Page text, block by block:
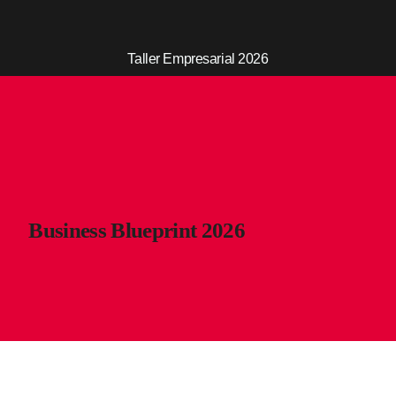
Taller Empresarial 2026
Business Blueprint 2026